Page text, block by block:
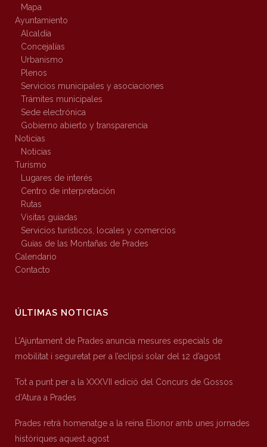
Mapa
Ayuntamiento
Alcaldía
Concejalías
Urbanismo
Plenos
Servicios municipales y asociaciones
Trámites municipales
Sede electrónica
Gobierno abierto y transparencia
Noticias
Noticias
Turismo
Lugares de interés
Centro de interpretación
Rutas
Visitas guiadas
Servicios turísticos, locales y comercios
Guías de las Montañas de Prades
Calendario
Contacto
ÚLTIMAS NOTICIAS
L’Ajuntament de Prades anuncia mesures especials de
mobilitat i seguretat per a l’eclipsi solar del 12 d’agost
Tot a punt per a la XXXVII edició del Concurs de Gossos
d’Atura a Prades
Prades retrà homenatge a la reina Elionor amb unes jornades
històriques aquest agost